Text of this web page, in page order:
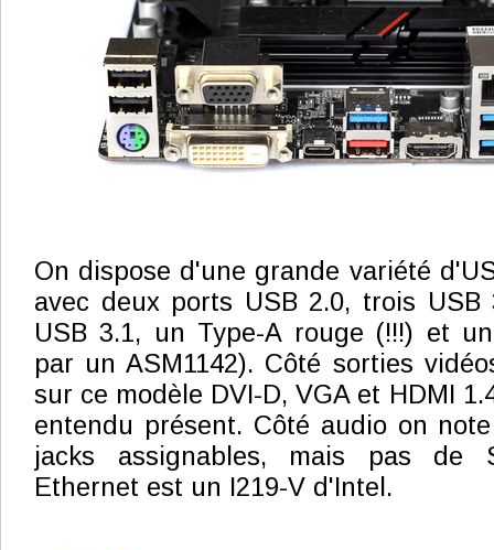
On dispose d'une grande variété
avec deux ports USB 2.0, trois
USB 3.1, un Type-A rouge (!!!) et
par un ASM1142). Côté sorties
sur ce modèle DVI-D, VGA et HDMI
entendu présent. Côté audio on
jacks assignables, mais pas de
Ethernet est un I219-V d'Intel.